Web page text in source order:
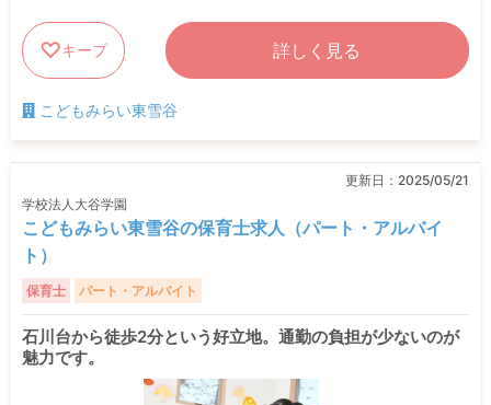
キープ 詳しく見る
こどもみらい東雪谷
更新日： 2025/05/21
学校法人大谷学園
こどもみらい東雪谷の保育士求人（パート・アルバイ
ト）
保育士 パート・アルバイト
石川台から徒歩2分という好立地。通勤の負担が少ないのが
魅力です。